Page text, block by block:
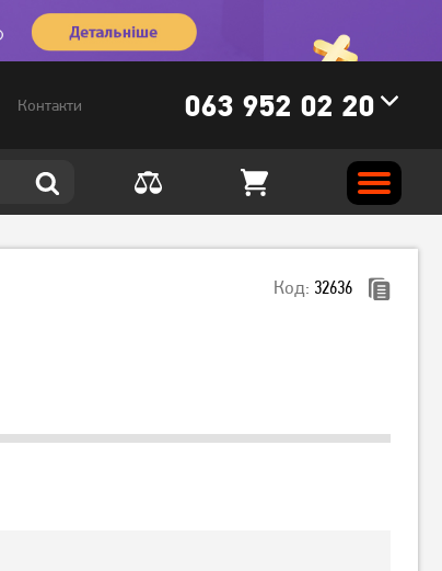
Контакти 063 952 02 20
Код: 32636